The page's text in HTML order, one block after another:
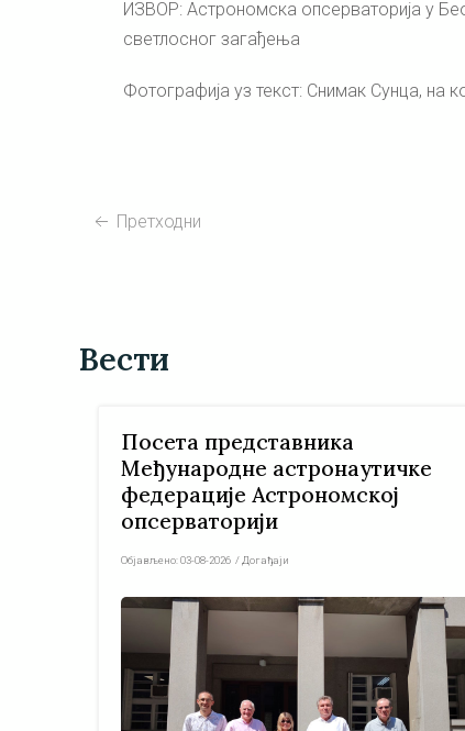
ИЗВОР: Астрономска опсерваторија у
светлосног загађења
Фотографија уз текст: Снимак Сунца, на
Претходни
Вести
Посета представника
Међународне астронаутичке
федерације Астрономској
опсерваторији
Објављено:03-08-2026 / Догађаји